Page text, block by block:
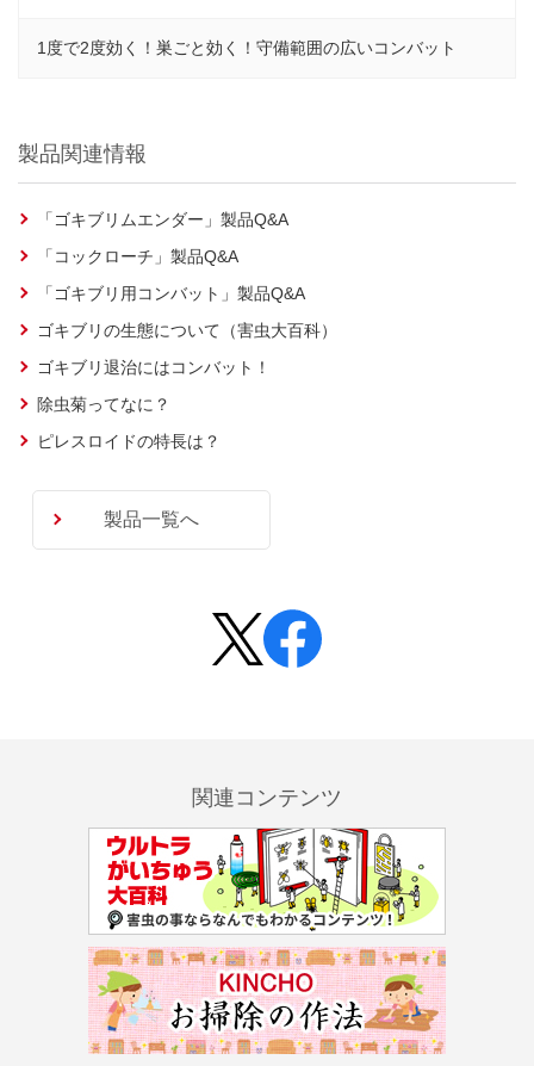
1度で2度効く！巣ごと効く！守備範囲の広いコンバット
製品関連情報
「ゴキブリムエンダー」製品Q&A
「コックローチ」製品Q&A
「ゴキブリ用コンバット」製品Q&A
ゴキブリの生態について（害虫大百科）
ゴキブリ退治にはコンバット！
除虫菊ってなに？
ピレスロイドの特長は？
製品一覧へ
関連コンテンツ